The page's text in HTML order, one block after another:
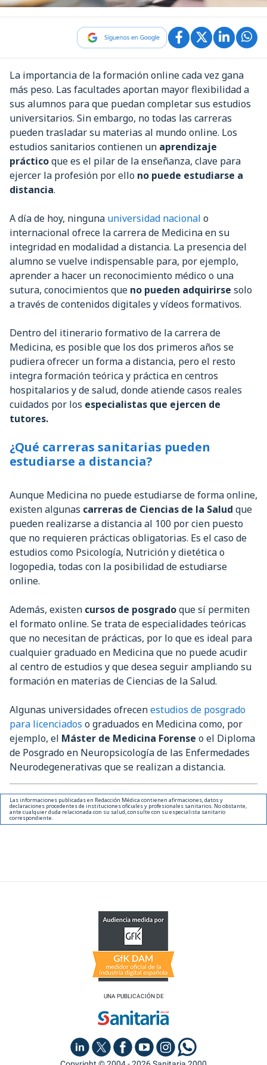
La importancia de la formación online cada vez gana
más peso. Las facultades aportan mayor flexibilidad a
sus alumnos para que puedan completar sus estudios
universitarios. Sin embargo, no todas las carreras
pueden trasladar su materias al mundo online. Los
estudios sanitarios contienen un aprendizaje
prácticoque es el pilar de la enseñanza, clave para
ejercer la profesión por ello no puede estudiarse a
distancia.
A día de hoy, ninguna universidad nacional o
internacional ofrece la carrera de Medicina en su
integridad en modalidad a distancia. La presencia del
alumno se vuelve indispensable para, por ejemplo,
aprender a hacer un reconocimiento médico o una
sutura, conocimientos que no pueden adquirirse solo
a través de contenidos digitales y vídeos formativos.
Dentro del itinerario formativo de la carrera de
Medicina, es posible que los dos primeros años se
pudiera ofrecer un forma a distancia, pero el resto
integra formación teórica y práctica en centros
hospitalarios y de salud, donde atiende casos reales
cuidados por los especialistas que ejercen de
tutores.
¿Qué carreras sanitarias pueden
estudiarse a distancia?
Aunque Medicina no puede estudiarse de forma online,
existen algunas carreras de Ciencias de la Salud que
pueden realizarse a distancia al 100 por cien puesto
que no requieren prácticas obligatorias. Es el caso de
estudios como Psicología, Nutrición y dietética o
logopedia, todas con la posibilidad de estudiarse
online.
Además, existen cursos de posgradoque sí permiten
el formato online. Se trata de especialidades teóricas
que no necesitan de prácticas, por lo que es ideal para
cualquier graduado en Medicina que no puede acudir
al centro de estudios y que desea seguir ampliando su
formación en materias de Ciencias de la Salud.
Algunas universidades ofrecenestudios de posgrado
para licenciados o graduados en Medicina como, por
ejemplo, el Máster de Medicina Forense o el Diploma
de Posgrado en Neuropsicología de las Enfermedades
Neurodegenerativas que se realizan a distancia.
Las informaciones publicadas en Redacción Médica contienen afirmaciones, datos y
declaraciones procedentes de instituciones oficiales y profesionales sanitarios. No obstante,
ante cualquier duda relacionada con su salud, consulte con su especialista sanitario
correspondiente.
UNA PUBLICACIÓN DE